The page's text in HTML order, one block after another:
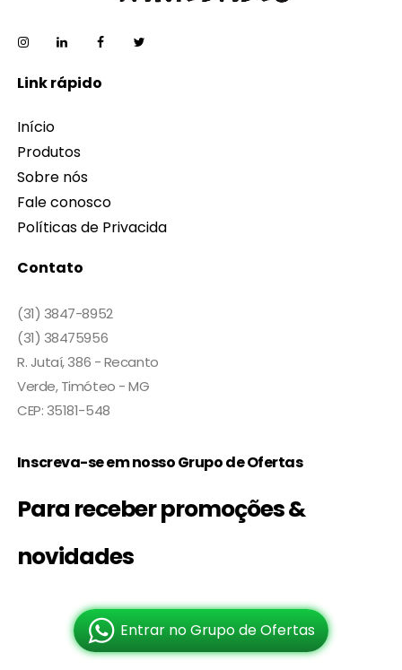
Link rápido
Início
Produtos
Sobre nós
Fale conosco
Políticas de Privacida
Contato
(31) 3847-8952
(31) 38475956
R. Jutaí, 386 - Recanto
Verde, Timóteo - MG
CEP: 35181-548
Inscreva-se em nosso Grupo de Ofertas
Para receber promoções &
novidades
Entrar no Grupo de Ofertas